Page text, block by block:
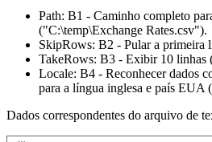
Path: B1 - Caminho completo
("C:\temp\Exchange Rates.csv").
SkipRows: B2 - Pular a primeira
TakeRows: B3 - Exibir 10 linhas
Locale: B4 - Reconhecer dados
para a língua inglesa e país EUA
Dados correspondentes do arquivo de